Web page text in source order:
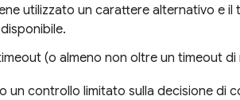
utilizzato un carattere alternativo e il
(o almeno non oltre un timeout
un controllo limitato sulla decisione di